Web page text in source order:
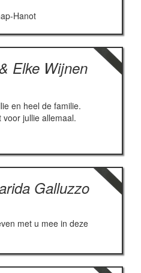
Hanot
Elke Wijnen
en heel de familie.
jullie allemaal.
Galluzzo
met u mee in deze